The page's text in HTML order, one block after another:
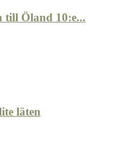
till Öland 10:e...
läten